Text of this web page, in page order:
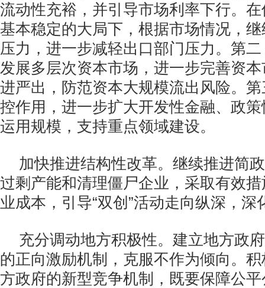
流动性充裕，并引导市场利率下行。
基本稳定的大局下，根据市场情况，
压力，进一步减轻出口部门压力。第
发展多层次资本市场，进一步完善资
进严出，防范资本大规模流出风险。
控作用，进一步扩大开发性金融、政
运用规模，支持重点领域建设。
加快推进结构性改革。继续推进简
过剩产能和清理僵尸企业，采取有效
业成本，引导“双创”活动走向纵深，深
充分调动地方积极性。建立地方政
的正向激励机制，克服不作为倾向。
方政府的新型竞争机制，既要保障公